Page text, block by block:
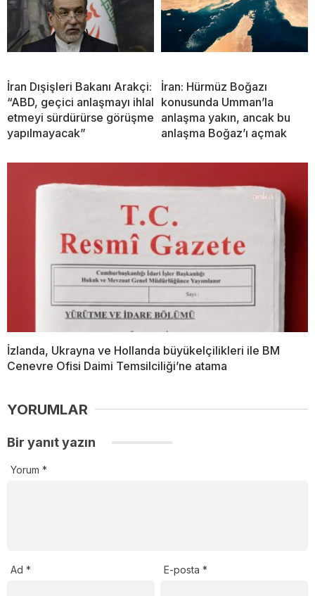
İran Dışişleri Bakanı Arakçi:
“ABD, geçici anlaşmayı ihlal
etmeyi sürdürürse görüşme
yapılmayacak”
İran: Hürmüz Boğazı
konusunda Umman’la
anlaşma yakın, ancak bu
anlaşma Boğaz’ı açmak
İzlanda, Ukrayna ve Hollanda büyükelçilikleri ile BM
Cenevre Ofisi Daimi Temsilciliği’ne atama
YORUMLAR
Bir yanıt yazın
Yorum *
Ad * E-posta*